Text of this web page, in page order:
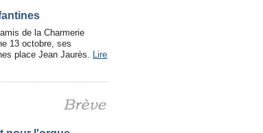
de la Charmerie
13 octobre, ses
place Jean Jaurès. Lire